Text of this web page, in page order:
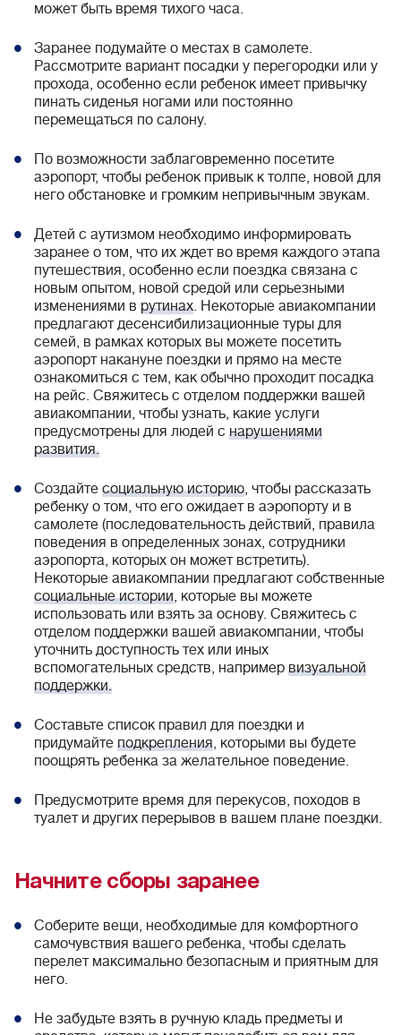
может быть время тихого часа.
Заранее подумайте о местах в самолете.
Рассмотрите вариант посадки у перегородки или у
прохода, особенно если ребенок имеет привычку
пинать сиденья ногами или постоянно
перемещаться по салону.
По возможности заблаговременно посетите
аэропорт, чтобы ребенок привык к толпе, новой для
него обстановке и громким непривычным звукам.
Детей с аутизмом необходимо информировать
заранее о том, что их ждет во время каждого этапа
путешествия, особенно если поездка связана с
новым опытом, новой средой или серьезными
изменениями в рутинах. Некоторые авиакомпании
предлагают десенсибилизационные туры для
семей, в рамках которых вы можете посетить
аэропорт накануне поездки и прямо на месте
ознакомиться с тем, как обычно проходит посадка
на рейс. Свяжитесь с отделом поддержки вашей
авиакомпании, чтобы узнать, какие услуги
предусмотрены для людей с нарушениями
развития.
Создайте социальную историю, чтобы рассказать
ребенку о том, что его ожидает в аэропорту и в
самолете (последовательность действий, правила
поведения в определенных зонах, сотрудники
аэропорта, которых он может встретить).
Некоторые авиакомпании предлагают собственные
социальные истории, которые вы можете
использовать или взять за основу. Свяжитесь с
отделом поддержки вашей авиакомпании, чтобы
уточнить доступность тех или иных
вспомогательных средств, например визуальной
поддержки.
Составьте список правил для поездки и
придумайте подкрепления, которыми вы будете
поощрять ребенка за желательное поведение.
Предусмотрите время для перекусов, походов в
туалет и других перерывов в вашем плане поездки.
Начните сборы заранее
Соберите вещи, необходимые для комфортного
самочувствия вашего ребенка, чтобы сделать
перелет максимально безопасным и приятным для
него.
Не забудьте взять в ручную кладь предметы и